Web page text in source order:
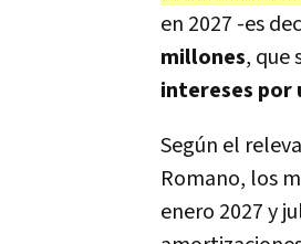
en 2027 -es
millones, que
intereses por
Según el
Romano, los
enero 2027 y